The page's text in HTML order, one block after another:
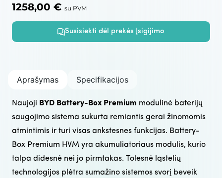
1258,00 € su PVM
Susisiekti dėl prekės Įsigijimo
Aprašymas Specifikacijos
Naujoji BYD Battery-Box Premium modulinė baterijų
saugojimo sistema sukurta remiantis gerai žinomomis
atmintimis ir turi visas ankstesnes funkcijas. Battery-
Box Premium HVM yra akumuliatoriaus modulis, kurio
talpa didesnė nei jo pirmtakas. Tolesnė ląstelių
technologijos plėtra sumažino sistemos svorį beveik